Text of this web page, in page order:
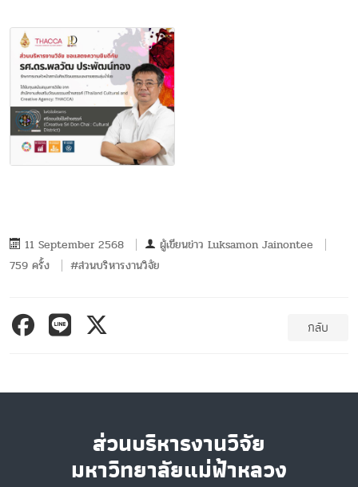
11 September 2568 ผู้เขียนข่าว Luksamon Jainontee
759 ครั้ง
#ส่วนบริหารงานวิจัย
กลับ
ส่วนบริหารงานวิจัย
มหาวิทยาลัยแม่ฟ้าหลวง